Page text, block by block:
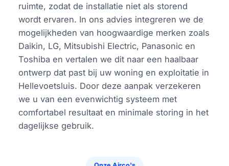
ruimte, zodat de installatie niet als storend
wordt ervaren. In ons advies integreren we de
mogelijkheden van hoogwaardige merken zoals
Daikin, LG, Mitsubishi Electric, Panasonic en
Toshiba en vertalen we dit naar een haalbaar
ontwerp dat past bij uw woning en exploitatie in
Hellevoetsluis. Door deze aanpak verzekeren
we u van een evenwichtig systeem met
comfortabel resultaat en minimale storing in het
dagelijkse gebruik.